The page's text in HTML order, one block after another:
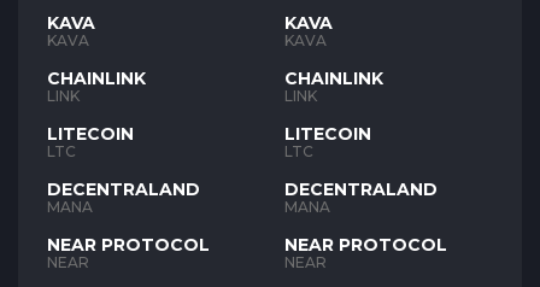
KAVA
KAVA
CHAINLINK
LINK
LITECOIN
LTC
DECENTRALAND
MANA
NEAR PROTOCOL
NEAR
KAVA
KAVA
CHAINLINK
LINK
LITECOIN
LTC
DECENTRALAND
MANA
NEAR PROTOCOL
NEAR